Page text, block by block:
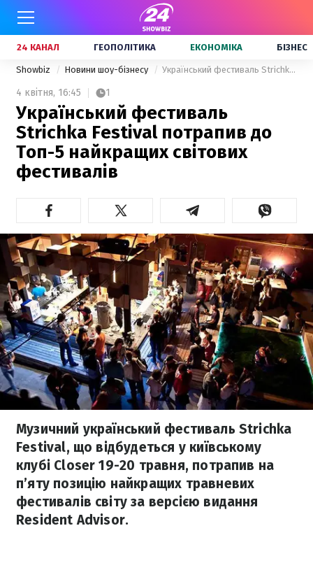
24 КАНАЛ ГЕОПОЛІТИКА ЕКОНОМІКА БІЗНЕС
Showbiz Новини шоу-бізнесу Український фестиваль Strichka Festival потрапив до Топ-5 найкращих світових фестивалів
4 квітня, 16:45 1
Український фестиваль
Strichka Festival потрапив до
Топ-5 найкращих світових
фестивалів
Музичний український фестиваль Strichka
Festival, що відбудеться у київському
клубі Closer 19-20 травня, потрапив на
п’яту позицію найкращих травневих
фестивалів світу за версією видання
Resident Advisor.